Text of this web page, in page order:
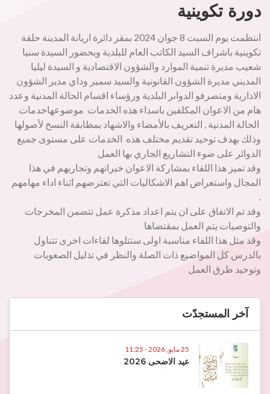
دورة تكوينية
انتظمت يوم السبت 8 جوان 2024 بمقر دائرة اريانة المدينة حلقة
تكوينية باشراف السيد الكاتب العام للبلدية وبحضور السيدة سنيا
شعيب مديرة تنمية الموارد والشؤون الاقتصادية و السيدة ليليا
المديني مديرة الشؤون القانونية والسيد سمير وداي مدير الشؤون
الادارية ومتصرفو الدواىر البلدية ورؤساء اقسام الحالة المدنية وعدد
هام من الاعوان المكلفين باسداء هذه الخدمات موضوعهاخدمات
الحالة المدنية , التعريف بالأمضاء والاشهاد بمطابقة النسخ لأصولها
وذلك بهدف توحيد تقديم مختلف هذه الخدمات على مستوى جميع
الدوائر على ضوء التشاريع الجاري بها العمل
وقد تميز هذا اللقاء بمشاركة الاعوان خبراتهم وتجاربهم في هذا
المجال واستعراض اهم الاشكاليات التي تعترضهم اثناء اداء مهامهم
.
وقد تم الاتفاق على ان يتم اعداد مذكرة عمل تتضمن المخرجات
والتوصيات يتم العمل بمقتضاها
وقد مثل هذا اللقاء مناسبة اولى ستتلوها لقاءات اخرى تتناول
بالدرس كل المواضيع ذات الصلة والنظر في تذليل الصعوبات
وتوحيد طرق العمل
آخر المستجدّت
25 مايو, 2026 - 11:25
عيد الاضحى 2026